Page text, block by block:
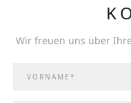
Wir freuen uns über